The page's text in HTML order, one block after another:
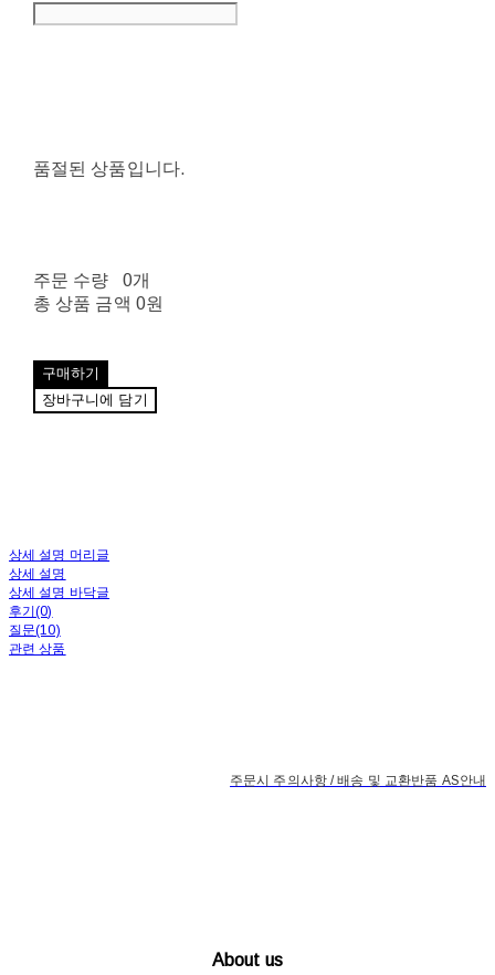
품절된 상품입니다.
주문 수량
0개
총 상품 금액 0원
구매하기
장바구니에 담기
상세 설명 머리글
상세 설명
상세 설명 바닥글
후기(0)
질문(10)
관련 상품
주문시 주의사항 / 배송 및 교환반품 AS안내
About us